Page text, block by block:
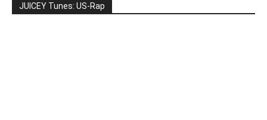
JUICEY Tunes: US-Rap